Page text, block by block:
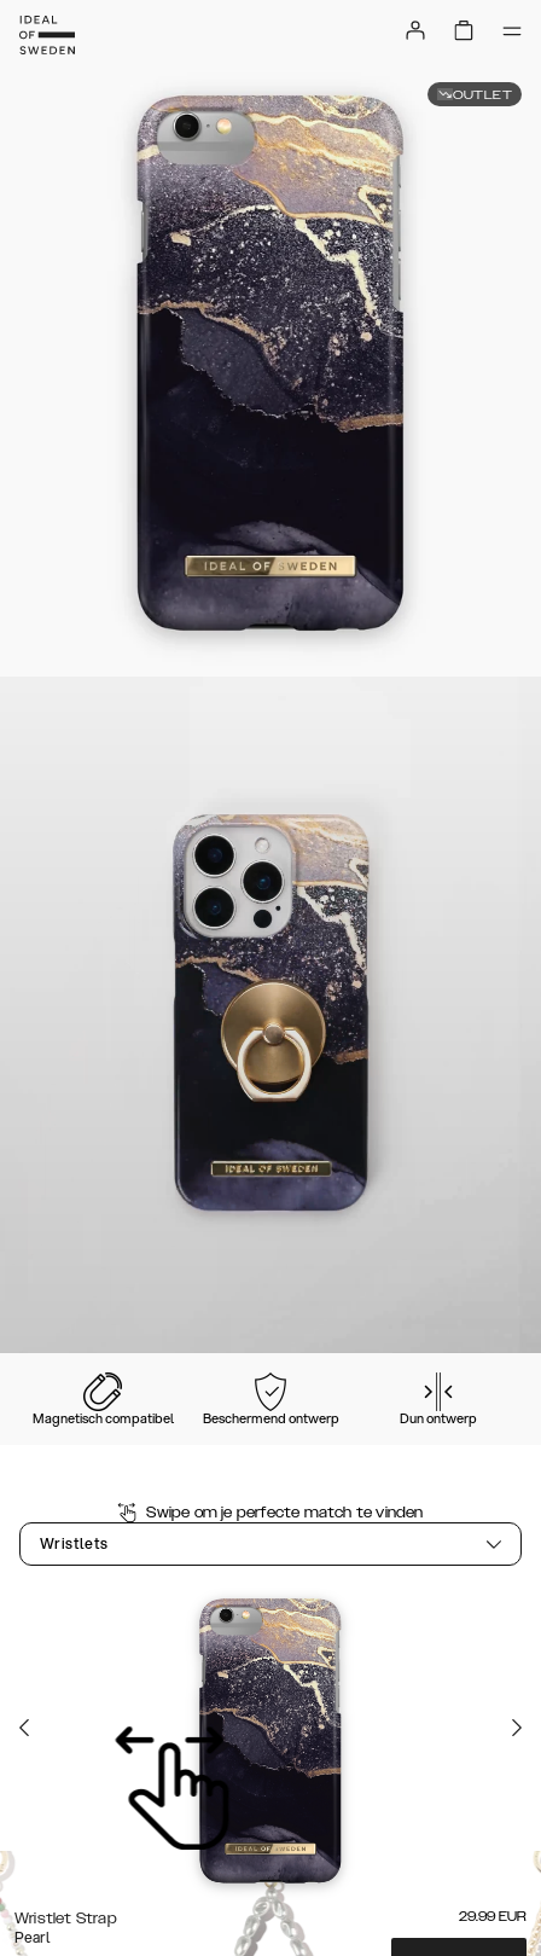
Magnetisch compatibel Beschermend ontwerp Dun ontwerp
Swipe om je perfecte match te vinden
Wristlets
Wristlet Strap
Pearl
29.99 EUR
OUTLET